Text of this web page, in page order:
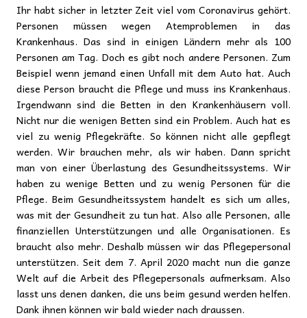
Ihr habt sicher in letzter Zeit viel vom Coronavirus gehört.
Personen müssen wegen Atemproblemen in das
Krankenhaus. Das sind in einigen Ländern mehr als 100
Personen am Tag. Doch es gibt noch andere Personen. Zum
Beispiel wenn jemand einen Unfall mit dem Auto hat. Auch
diese Person braucht die Pflege und muss ins Krankenhaus.
Irgendwann sind die Betten in den Krankenhäusern voll.
Nicht nur die wenigen Betten sind ein Problem. Auch hat es
viel zu wenig Pflegekräfte. So können nicht alle gepflegt
werden. Wir brauchen mehr, als wir haben. Dann spricht
man von einer Überlastung des Gesundheitssystems. Wir
haben zu wenige Betten und zu wenig Personen für die
Pflege. Beim Gesundheitssystem handelt es sich um alles,
was mit der Gesundheit zu tun hat. Also alle Personen, alle
finanziellen Unterstützungen und alle Organisationen. Es
braucht also mehr. Deshalb müssen wir das Pflegepersonal
unterstützen. Seit dem 7. April 2020 macht nun die ganze
Welt auf die Arbeit des Pflegepersonals aufmerksam. Also
lasst uns denen danken, die uns beim gesund werden helfen.
Dank ihnen können wir bald wieder nach draussen.